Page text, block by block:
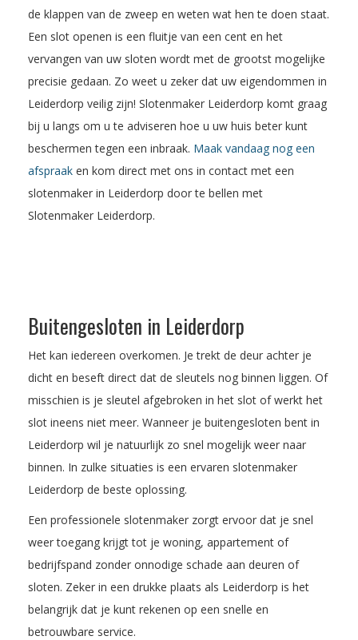
de klappen van de zweep en weten wat hen te doen staat.
Een slot openen is een fluitje van een cent en het
vervangen van uw sloten wordt met de grootst mogelijke
precisie gedaan. Zo weet u zeker dat uw eigendommen in
Leiderdorp veilig zijn! Slotenmaker Leiderdorp komt graag
bij u langs om u te adviseren hoe u uw huis beter kunt
beschermen tegen een inbraak. Maak vandaag nog een
afspraak en kom direct met ons in contact met een
slotenmaker in Leiderdorp door te bellen met
Slotenmaker Leiderdorp.
Buitengesloten in Leiderdorp
Het kan iedereen overkomen. Je trekt de deur achter je
dicht en beseft direct dat de sleutels nog binnen liggen. Of
misschien is je sleutel afgebroken in het slot of werkt het
slot ineens niet meer. Wanneer je buitengesloten bent in
Leiderdorp wil je natuurlijk zo snel mogelijk weer naar
binnen. In zulke situaties is een ervaren slotenmaker
Leiderdorp de beste oplossing.
Een professionele slotenmaker zorgt ervoor dat je snel
weer toegang krijgt tot je woning, appartement of
bedrijfspand zonder onnodige schade aan deuren of
sloten. Zeker in een drukke plaats als Leiderdorp is het
belangrijk dat je kunt rekenen op een snelle en
betrouwbare service.